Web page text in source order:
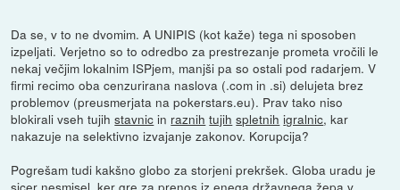
Da se, v to ne dvomim. A UNIPIS (kot kaže) tega ni sposoben
izpeljati. Verjetno so to odredbo za prestrezanje prometa vročili le
nekaj večjim lokalnim ISPjem, manjši pa so ostali pod radarjem. V
firmi recimo oba cenzurirana naslova (.com in .si) delujeta brez
problemov (preusmerjata na pokerstars.eu). Prav tako niso
blokirali vseh tujihstavnic in raznih tujih spletnih igralnic, kar
nakazuje na selektivno izvajanje zakonov. Korupcija?
Pogrešam tudi kakšno globo za storjeni prekršek. Globa uradu je
sicer nesmisel, ker gre za prenos iz enega državnega žepa v